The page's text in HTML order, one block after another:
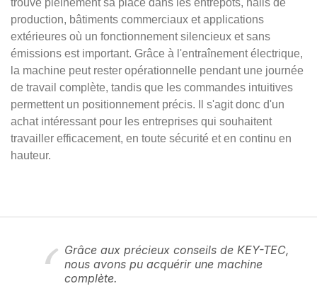
production, bâtiments commerciaux et applications
extérieures où un fonctionnement silencieux et sans
émissions est important. Grâce à l'entraînement électrique,
la machine peut rester opérationnelle pendant une journée
de travail complète, tandis que les commandes intuitives
permettent un positionnement précis. Il s'agit donc d'un
achat intéressant pour les entreprises qui souhaitent
travailler efficacement, en toute sécurité et en continu en
hauteur.
Grâce aux précieux conseils de KEY-TEC,
nous avons pu acquérir une machine
complète.